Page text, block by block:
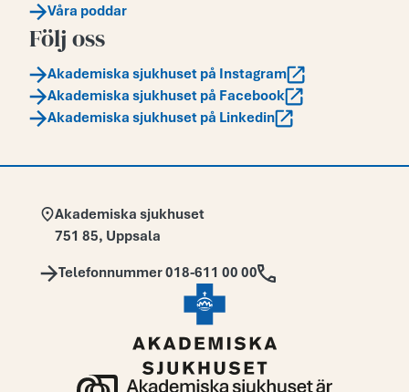
Våra poddar
Följ oss
Akademiska sjukhuset på Instagram
Akademiska sjukhuset på Facebook
Akademiska sjukhuset på Linkedin
Adress:
Akademiska sjukhuset
751 85, Uppsala
Telefon:
Telefonnummer 018-611 00 00